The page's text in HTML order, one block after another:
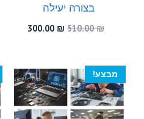
בצורה יעילה
510.00₪
המחיר
300.00 ₪
300.00 ₪.
מבצע!